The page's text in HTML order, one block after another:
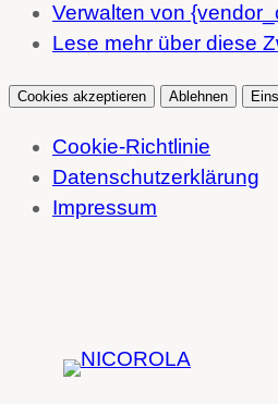
Verwalten von
Lese mehr über diese
Cookies akzeptieren Ablehnen
Cookie-Richtlinie
Datenschutzerklärung
Impressum